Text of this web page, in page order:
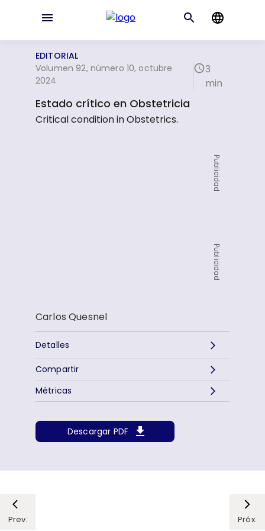
EDITORIAL
Volumen 92, número 10, octubre
2024
3
min
Estado crítico en Obstetricia
Critical condition in Obstetrics.
Publicidad
Publicidad
Carlos Quesnel
Detalles
Descargar PDF
Métricas
Compartir
Prev. Próx.